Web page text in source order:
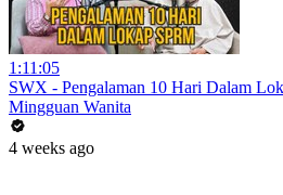
1:11:05
SWX - Pengalaman 10 Hari Dalam
Mingguan Wanita
4 weeks ago